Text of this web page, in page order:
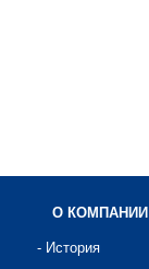
О КОМПАНИИ
- История